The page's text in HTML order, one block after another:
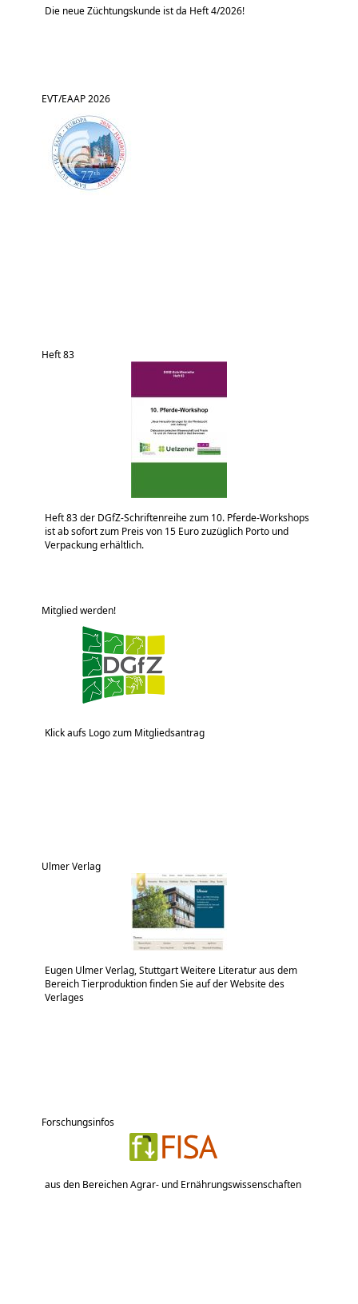
Die neue Züchtungskunde ist da Heft 4/2026!
EVT/EAAP 2026
Heft 83
Heft 83 der DGfZ-Schriftenreihe zum 10. Pferde-Workshops
ist ab sofort zum Preis von 15 Euro zuzüglich Porto und
Verpackung erhältlich.
Mitglied werden!
Klick aufs Logo zum Mitgliedsantrag
Ulmer Verlag
Eugen Ulmer Verlag, Stuttgart Weitere Literatur aus dem
Bereich Tierproduktion finden Sie auf der Website des
Verlages
Forschungsinfos
aus den Bereichen Agrar- und Ernährungswissenschaften